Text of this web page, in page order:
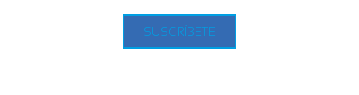
SUSCRÍBETE